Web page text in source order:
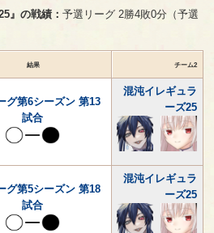
』の戦績：予選リーグ 2勝4敗0分（予選
結果 チーム2
グ第6シーズン 第13
試合
混沌イレギュラ
ーズ25
グ第5シーズン 第18
試合
混沌イレギュラ
ーズ25